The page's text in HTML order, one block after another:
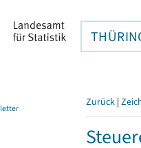
Zurück |